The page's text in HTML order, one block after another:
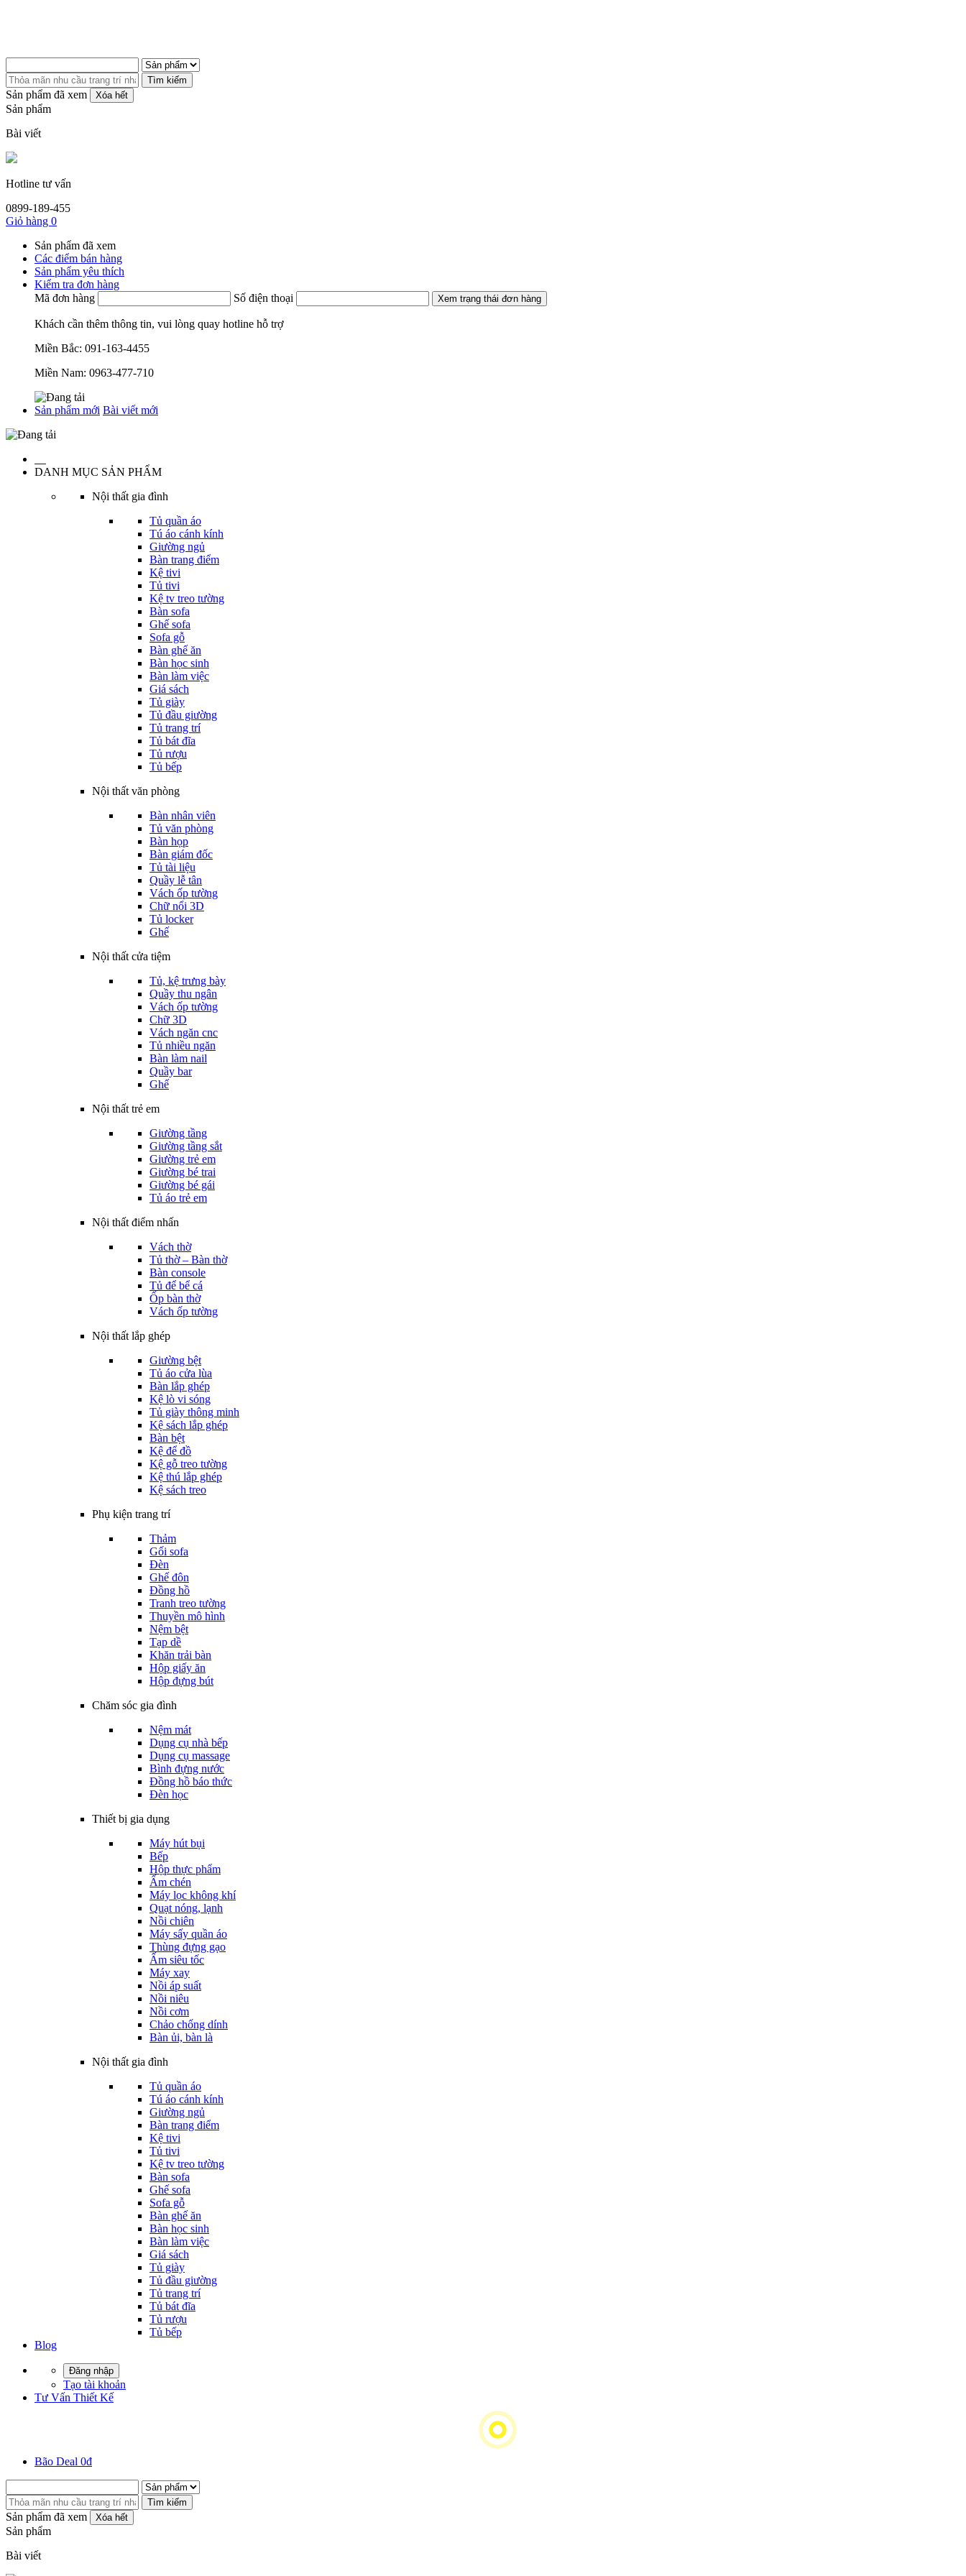
Tìm kiếm
Sản phẩm đã xem Xóa hết
Sản phẩm
Bài viết
Hotline tư vấn
0899-189-455
Giỏ hàng 0
Sản phẩm đã xem
Các điểm bán hàng
Sản phẩm yêu thích
Kiểm tra đơn hàng
Mã đơn hàng
Số điện thoại Xem trạng thái đơn hàng
Khách cần thêm thông tin, vui lòng quay hotline hỗ trợ
Miền Bắc: 091-163-4455
Miền Nam: 0963-477-710
Sản phẩm mới Bài viết mới
DANH MỤC SẢN PHẨM
Nội thất gia đình
Tủ quần áo
Tú áo cánh kính
Giường ngủ
Bàn trang điểm
Kệ tivi
Tủ tivi
Kệ tv treo tường
Bàn sofa
Ghế sofa
Sofa gỗ
Bàn ghế ăn
Bàn học sinh
Bàn làm việc
Giá sách
Tủ giày
Tủ đầu giường
Tủ trang trí
Tủ bát đĩa
Tủ rượu
Tủ bếp
Nội thất văn phòng
Bàn nhân viên
Tủ văn phòng
Bàn họp
Bàn giám đốc
Tủ tài liệu
Quầy lễ tân
Vách ốp tường
Chữ nổi 3D
Tủ locker
Ghế
Nội thất cửa tiệm
Tủ, kệ trưng bày
Quầy thu ngân
Vách ốp tường
Chữ 3D
Vách ngăn cnc
Tủ nhiều ngăn
Bàn làm nail
Quầy bar
Ghế
Nội thất trẻ em
Giường tầng
Giường tầng sắt
Giường trẻ em
Giường bé trai
Giường bé gái
Tủ áo trẻ em
Nội thất điểm nhấn
Vách thờ
Tủ thờ – Bàn thờ
Bàn console
Tủ để bể cá
Ốp bàn thờ
Vách ốp tường
Nội thất lắp ghép
Giường bệt
Tủ áo cửa lùa
Bàn lắp ghép
Kệ lò vi sóng
Tủ giày thông minh
Kệ sách lắp ghép
Bàn bệt
Kệ để đồ
Kệ gỗ treo tường
Kệ thú lắp ghép
Kệ sách treo
Phụ kiện trang trí
Thảm
Gối sofa
Đèn
Ghế đôn
Đồng hồ
Tranh treo tường
Thuyền mô hình
Nệm bệt
Tạp dề
Khăn trải bàn
Hộp giấy ăn
Hộp đựng bút
Chăm sóc gia đình
Nệm mát
Dụng cụ nhà bếp
Dụng cụ massage
Bình đựng nước
Đồng hồ báo thức
Đèn học
Thiết bị gia dụng
Máy hút bụi
Bếp
Hộp thực phẩm
Ấm chén
Máy lọc không khí
Quạt nóng, lạnh
Nồi chiên
Máy sấy quần áo
Thùng đựng gạo
Ấm siêu tốc
Máy xay
Nồi áp suất
Nồi niêu
Nồi cơm
Chảo chống dính
Bàn ủi, bàn là
Nội thất gia đình
Tủ quần áo
Tú áo cánh kính
Giường ngủ
Bàn trang điểm
Kệ tivi
Tủ tivi
Kệ tv treo tường
Bàn sofa
Ghế sofa
Sofa gỗ
Bàn ghế ăn
Bàn học sinh
Bàn làm việc
Giá sách
Tủ giày
Tủ đầu giường
Tủ trang trí
Tủ bát đĩa
Tủ rượu
Tủ bếp
Blog
Đăng nhập
Tạo tài khoản
Tư Vấn Thiết Kế
Bão Deal 0đ
Tìm kiếm
Sản phẩm đã xem Xóa hết
Sản phẩm
Bài viết